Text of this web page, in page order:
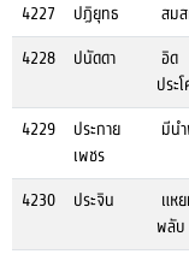
4227
ปฏิยุทธ สม
4228
ปนัดดา
อิด
ประ
4229
ประกาย
เพชร
มีน
4230
ประจิน
แห
พลับ